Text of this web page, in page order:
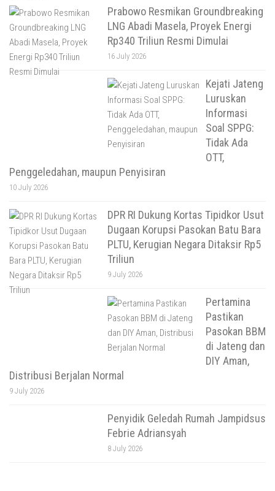
Prabowo Resmikan Groundbreaking
LNG Abadi Masela, Proyek Energi
Rp340 Triliun Resmi Dimulai
16 July 2026
Kejati Jateng
Luruskan
Informasi
Soal SPPG:
Tidak Ada
OTT,
Penggeledahan, maupun Penyisiran
10 July 2026
DPR RI Dukung Kortas Tipidkor Usut
Dugaan Korupsi Pasokan Batu Bara
PLTU, Kerugian Negara Ditaksir Rp5
Triliun
9 July 2026
Pertamina
Pastikan
Pasokan BBM
di Jateng dan
DIY Aman,
Distribusi Berjalan Normal
9 July 2026
Penyidik Geledah Rumah Jampidsus
Febrie Adriansyah
8 July 2026